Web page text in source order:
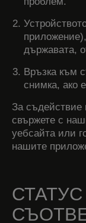
държавата,
Връзка към
снимка, ако
За съдействие
свържете с
уебсайта или
нашите